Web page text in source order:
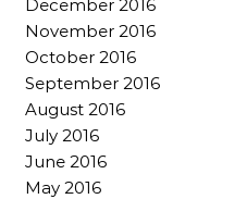
December 2016
November 2016
October 2016
September 2016
August 2016
July 2016
June 2016
May 2016